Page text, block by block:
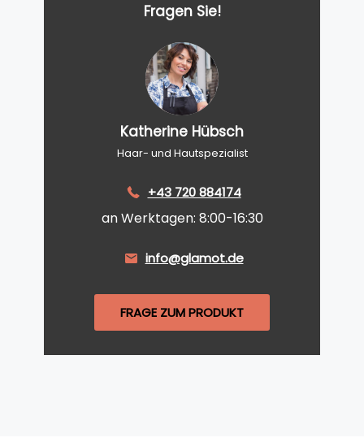
Fragen Sie!
Katherine Hübsch
Haar- und Hautspezialist
+43 720 884174
an Werktagen: 8:00-16:30
info@glamot.de
FRAGE ZUM PRODUKT